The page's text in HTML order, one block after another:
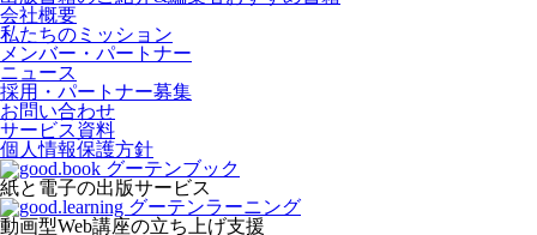
会社概要
私たちのミッション
メンバー・パートナー
ニュース
採用・パートナー募集
お問い合わせ
サービス資料
個人情報保護方針
紙と電子の出版サービス
動画型Web講座の立ち上げ支援